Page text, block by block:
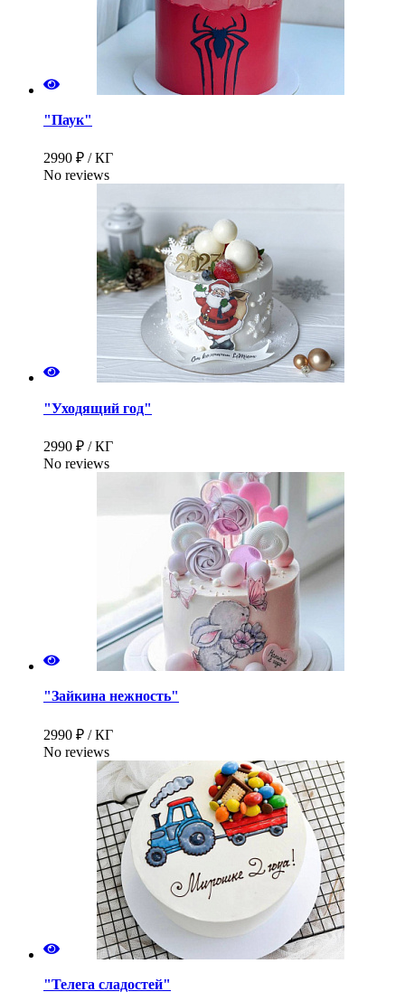
"Паук"
2990 ₽ / КГ
No reviews
"Уходящий год"
2990 ₽ / КГ
No reviews
"Зайкина нежность"
2990 ₽ / КГ
No reviews
"Телега сладостей"